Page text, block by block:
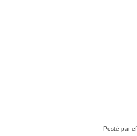
Posté par